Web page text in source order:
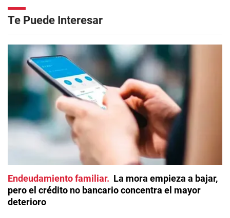
Te Puede Interesar
Endeudamiento familiar
La mora empieza a bajar,
pero el crédito no bancario concentra el mayor
deterioro